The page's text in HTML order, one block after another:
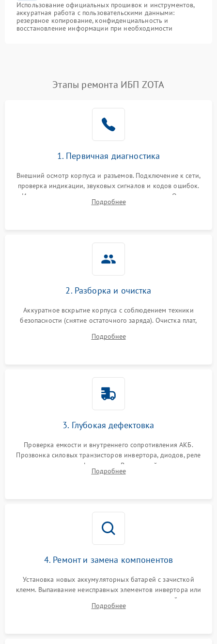
Использование официальных прошивок и инструментов,
аккуратная работа с пользовательскими данными:
резервное копирование, конфиденциальность и
восстановление информации при необходимости
Этапы ремонта ИБП ZOTA
1. Первичная диагностика
Внешний осмотр корпуса и разъемов. Подключение к сети,
проверка индикации, звуковых сигналов и кодов ошибок.
Измерение входного и выходного напряжения. Оценка
реакции ИБП на отключение основного питания без
Подробнее
2. Разборка и очистка
Аккуратное вскрытие корпуса с соблюдением техники
безопасности (снятие остаточного заряда). Очистка плат,
и кистей для предотвращения перегрева и замыканий.
Подробнее
3. Глубокая дефектовка
Проверка емкости и внутреннего сопротивления АКБ.
Прозвонка силовых транзисторов инвертора, диодов, реле
переключения и трансформатора. Визуальный поиск вздутых
конденсаторов и прогаров на печатной плате.
Подробнее
4. Ремонт и замена компонентов
Установка новых аккумуляторных батарей с зачисткой
клемм. Выпаивание неисправных элементов инвертора или
цепи зарядки и монтаж новых радиодеталей.
Восстановление поврежденных токоведущих дорожек и
Подробнее